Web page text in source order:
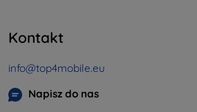
Kontakt
info@top4mobile.eu
Napisz do nas